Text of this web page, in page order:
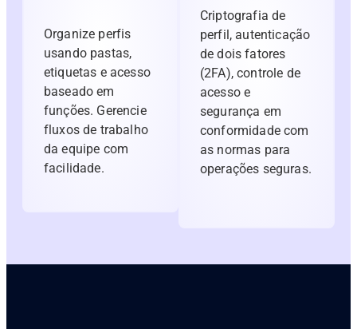
Organize perfis
usando pastas,
etiquetas e acesso
baseado em
funções. Gerencie
fluxos de trabalho
da equipe com
facilidade.
Criptografia de
perfil, autenticação
de dois fatores
(2FA), controle de
acesso e
segurança em
conformidade com
as normas para
operações seguras.